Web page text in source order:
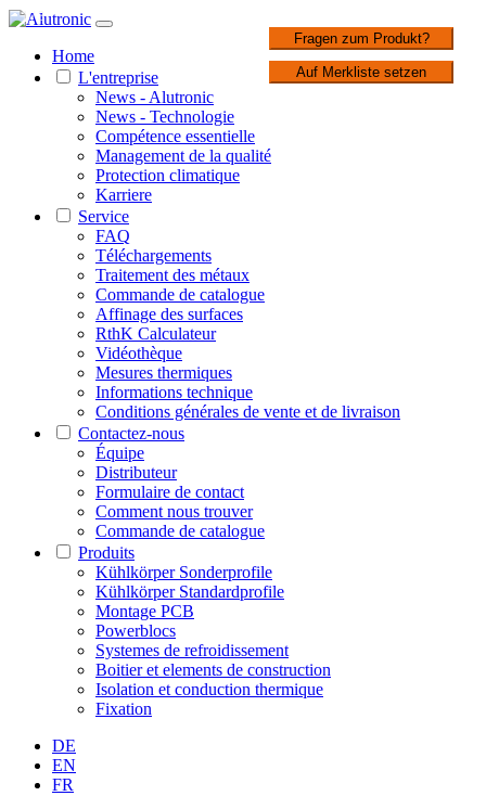
Home
L'entreprise
News - Alutronic
News - Technologie
Compétence essentielle
Management de la qualité
Protection climatique
Karriere
Service
FAQ
Téléchargements
Traitement des métaux
Commande de catalogue
Affinage des surfaces
RthK Calculateur
Vidéothèque
Mesures thermiques
Informations technique
Conditions générales de vente et de livraison
Contactez-nous
Équipe
Distributeur
Formulaire de contact
Comment nous trouver
Commande de catalogue
Produits
Kühlkörper Sonderprofile
Kühlkörper Standardprofile
Montage PCB
Powerblocs
Systemes de refroidissement
Boitier et elements de construction
Isolation et conduction thermique
Fixation
DE
EN
FR
Fragen zum Produkt?
Auf Merkliste setzen
1 / 3